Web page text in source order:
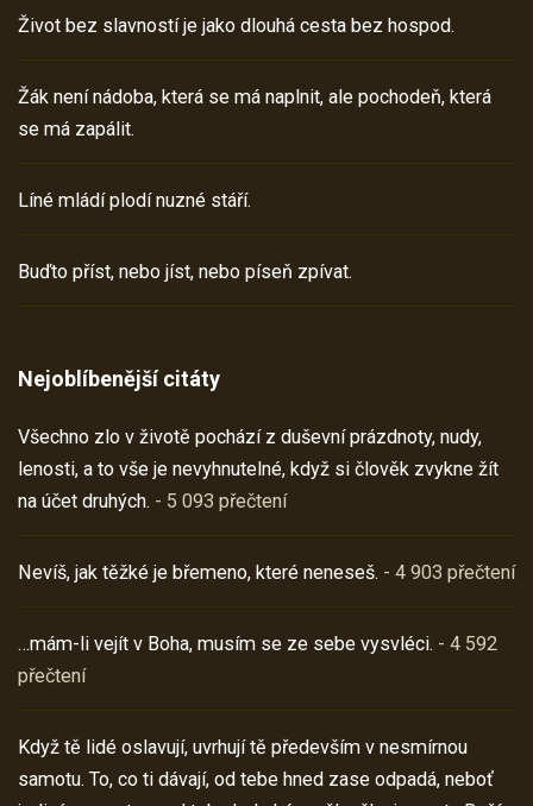
Život bez slavností je jako dlouhá cesta bez hospod.
Žák není nádoba, která se má naplnit, ale pochodeň, která
se má zapálit.
Líné mládí plodí nuzné stáří.
Buďto příst, nebo jíst, nebo píseň zpívat.
Nejoblíbenější citáty
Všechno zlo v životě pochází z duševní prázdnoty, nudy,
lenosti, a to vše je nevyhnutelné, když si člověk zvykne žít
na účet druhých. - 5 093 přečtení
Nevíš, jak těžké je břemeno, které neneseš. - 4 903 přečtení
…mám-li vejít v Boha, musím se ze sebe vysvléci. - 4 592
přečtení
Když tě lidé oslavují, uvrhují tě především v nesmírnou
samotu. To, co ti dávají, od tebe hned zase odpadá, neboť